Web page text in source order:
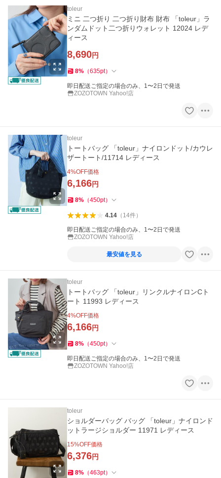
toleur
ミニ 二つ折り 二つ折り財布 財布 「toleur」ラ
ンダムドット二つ折りウォレット 12024 レデ
ィース
8,690円
8% （635pt）
即日配送ご指定の場合のみ、1〜2日で発送
ZOZOTOWN Yahoo!店
toleur
トートバッグ 「toleur」ナイロンドット/カウレ
ザートート/11714 レディース
4%OFF価格
6,166円
8% （450pt）
4.14（ 14件）
即日配送ご指定の場合のみ、1〜2日で発送
ZOZOTOWN Yahoo!店
最安値を見る
toleur
トートバッグ 「toleur」リンクルナイロンCト
ート 11993 レディース
4%OFF価格
6,166円
8% （450pt）
即日配送ご指定の場合のみ、1〜2日で発送
ZOZOTOWN Yahoo!店
toleur
ショルダーバッグ バッグ 「toleur」ナイロンド
ットラージショルダー 11971 レディース
15%OFF価格
6,376円
8% （463pt）